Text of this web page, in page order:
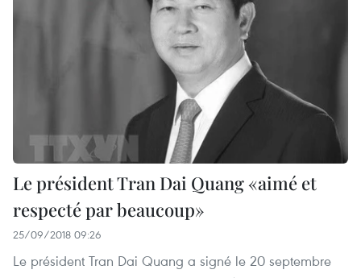
Le président Tran Dai Quang «aimé et
respecté par beaucoup»
25/09/2018 09:26
Le président Tran Dai Quang a signé le 20 septembre